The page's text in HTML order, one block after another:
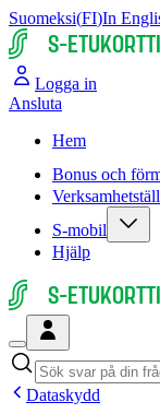
Suomeksi(FI)In
S-ETUKORTTI
Logga in
Ansluta
Hem
Bonus och
S-mobil
Hjälp
S-ETUKORTTI
Dataskydd